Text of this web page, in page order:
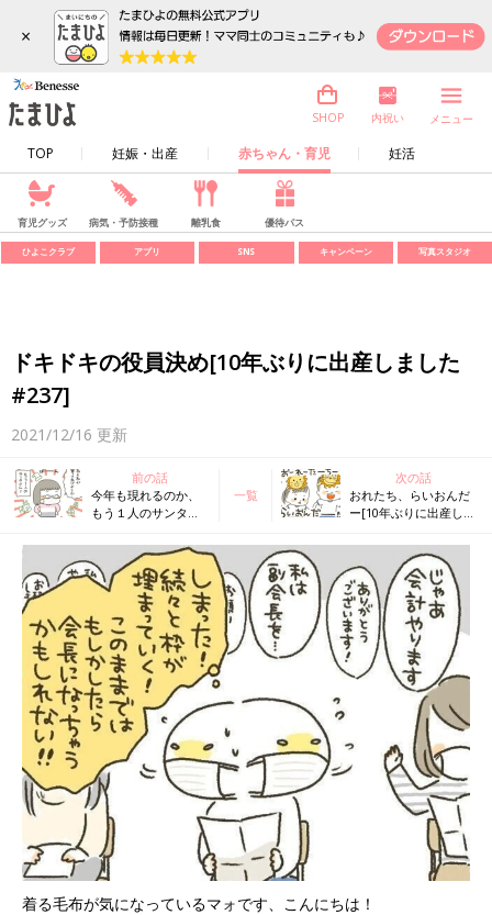
×
TOP 妊娠・出産 赤ちゃん・育児 妊活
SHOP 内祝い メニュー
育児グッズ 病気・予防接種 離乳食 優待パス
ひよこクラブ アプリ SNS キャンペーン 写真スタジオ
ドキドキの役員決め[10年ぶりに出産しました
#237]
2021/12/16 更新
前の話
今年も現れるのか、
もう１人のサンタ！
した#236]
一覧
次の話
おれたち、らいおんだ
ー[10年ぶりに出産しま
着る毛布が気になっているマォです、こんにちは！